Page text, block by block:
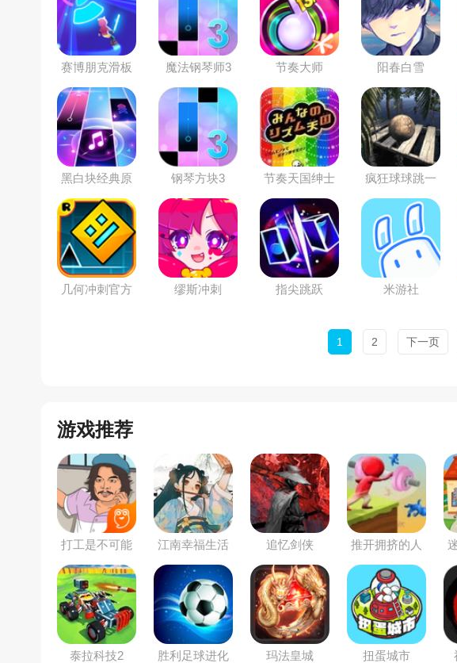
赛博朋克滑板
魔法钢琴师3 节奏大师 阳春白雪
黑白块经典原
钢琴方块3
节奏天国绅士
疯狂球球跳一
几何冲刺官方 缪斯冲刺 指尖跳跃 米游社
1 2 下一页
游戏推荐
打工是不可能
江南幸福生活 追忆剑侠
推开拥挤的人
泰拉科技2 胜利足球进化 玛法皇城 扭蛋城市